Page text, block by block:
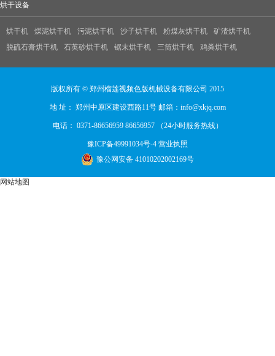
烘干设备
烘干机 煤泥烘干机 污泥烘干机 沙子烘干机 粉煤灰烘干机
矿渣烘干机
脱硫石膏烘干机
石英砂烘干机 锯末烘干机 三筒烘干机 鸡粪烘干机
版权所有 © 郑州榴莲视频色版机械设备有限公司 2015
地 址： 郑州中原区建设西路11号 邮箱：info@xkjq.com
电话： 0371-86656959 86656957 （24小时服务热线）
豫ICP备49991034号-4 营业执照
豫公网安备 41010202002169号
网站地图